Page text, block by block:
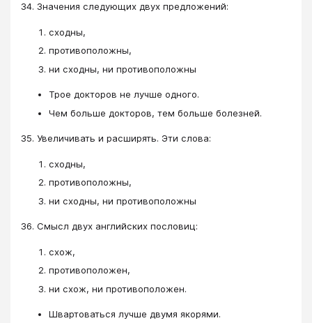
34. Значения следующих двух предложений:
сходны,
противоположны,
ни сходны, ни противоположны
Трое докторов не лучше одного.
Чем больше докторов, тем больше болезней.
35. Увеличивать и расширять. Эти слова:
сходны,
противоположны,
ни сходны, ни противоположны
36. Смысл двух английских пословиц:
схож,
противоположен,
ни схож, ни противоположен.
Швартоваться лучше двумя якорями.